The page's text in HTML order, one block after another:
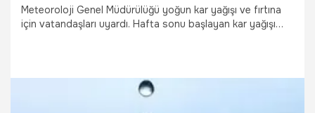
Meteoroloji Genel Müdürülüğü yoğun kar yağışı ve fırtına
için vatandaşları uyardı. Hafta sonu başlayan kar yağışı
kritik hava durumu uyarısı...